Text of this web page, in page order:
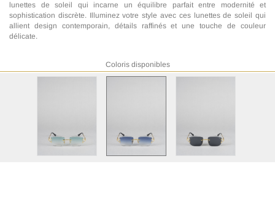
lunettes de soleil qui incarne un équilibre parfait entre modernité et
sophistication discrète. Illuminez votre style avec ces lunettes de soleil qui
allient design contemporain, détails raffinés et une touche de couleur
délicate.
Coloris disponibles